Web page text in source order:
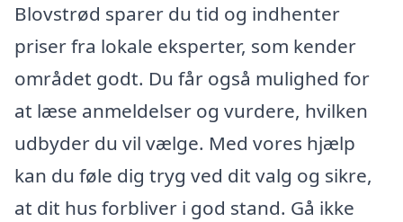
Blovstrød sparer du tid og indhenter
priser fra lokale eksperter, som kender
området godt. Du får også mulighed for
at læse anmeldelser og vurdere, hvilken
udbyder du vil vælge. Med vores hjælp
kan du føle dig tryg ved dit valg og sikre,
at dit hus forbliver i god stand. Gå ikke